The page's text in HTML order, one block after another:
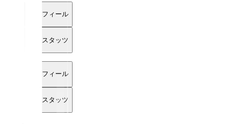
プロフィール
詳細スタッツ
プロフィール
詳細スタッツ